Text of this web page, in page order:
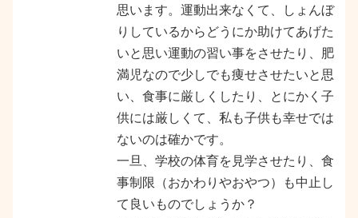
思います。運動出来なくて、しょんぼ
りしているからどうにか助けてあげた
いと思い運動の習い事をさせたり、肥
満児なので少しでも痩せさせたいと思
い、食事に厳しくしたり、とにかく子
供には厳しくて、私も子供も幸せでは
ないのは確かです。
一旦、学校の体育を見学させたり、食
事制限（おかわりやおやつ）も中止し
て良いものでしょうか？